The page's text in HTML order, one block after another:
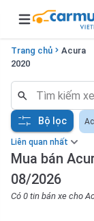
Open main menu
Trang chủ
Acura
2020
Liên quan nhất
Mua bán
08/2026
Có 0 tin bán xe cho
Bộ lọc